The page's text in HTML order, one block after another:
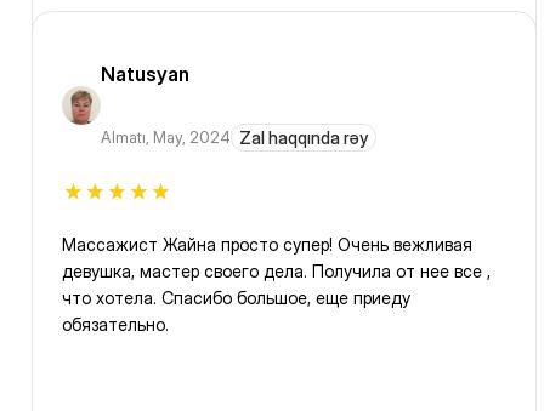
Natusyan
Almatı, May, 2024 Zal haqqında rəy
Массажист Жайна просто супер! Очень вежливая
девушка, мастер своего дела. Получила от нее все ,
что хотела. Спасибо большое, еще приеду
обязательно.